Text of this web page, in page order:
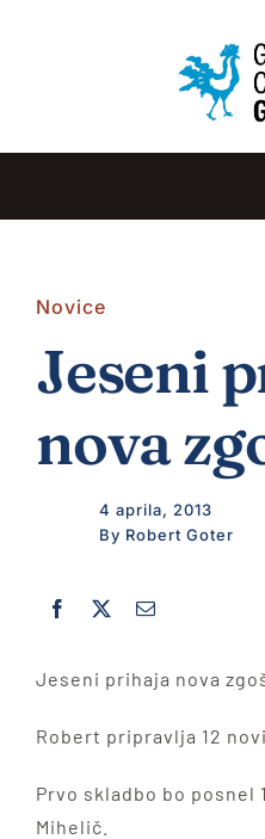
Novice
Jeseni
nova
4 aprila, 2013
By Robert Goter
Jeseni prihaja nova
Robert pripravlja 12
Prvo skladbo bo posnel
Mihelič.